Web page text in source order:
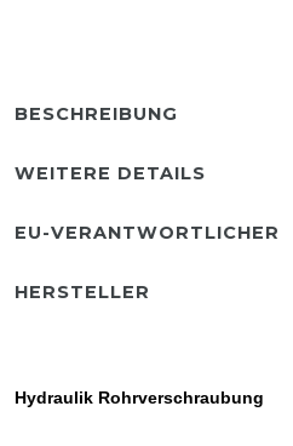
BESCHREIBUNG
WEITERE DETAILS
EU-VERANTWORTLICHER
HERSTELLER
Hydraulik Rohrverschraubung